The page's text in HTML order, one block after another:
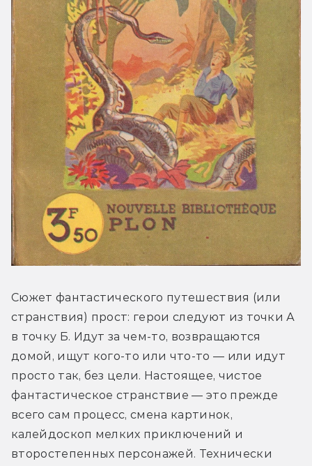
Сюжет фантастического путешествия (или
странствия) прост: герои следуют из точки А
в точку Б. Идут за чем-то, возвращаются
домой, ищут кого-то или что-то — или идут
просто так, без цели. Настоящее, чистое
фантастическое странствие — это прежде
всего сам процесс, смена картинок,
калейдоскоп мелких приключений и
второстепенных персонажей. Технически